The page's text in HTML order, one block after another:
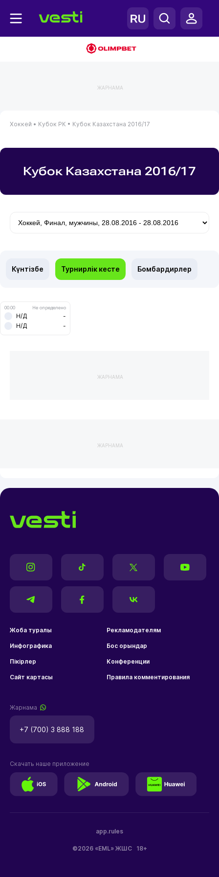
ЖАРНАМА
Хоккей • Кубок РК • Кубок Казахстана 2016/17
Кубок Казахстана 2016/17
Күнтізбе Турнирлік кесте Бомбардирлер
00.00 Не определено
Н/Д
-
Н/Д
-
ЖАРНАМА
ЖАРНАМА
Жоба туралы Рекламодателям
Инфографика Бос орындар
Пікірлер Конференции
Сайт картасы Правила комментирования
Жарнама
+7 (700) 3 888 188
©2026 «EML» ЖШС 18+
app.rules
Скачать наше приложение